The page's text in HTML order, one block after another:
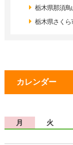
栃木県那須鳥
栃木県さくら
カレンダー
月 火